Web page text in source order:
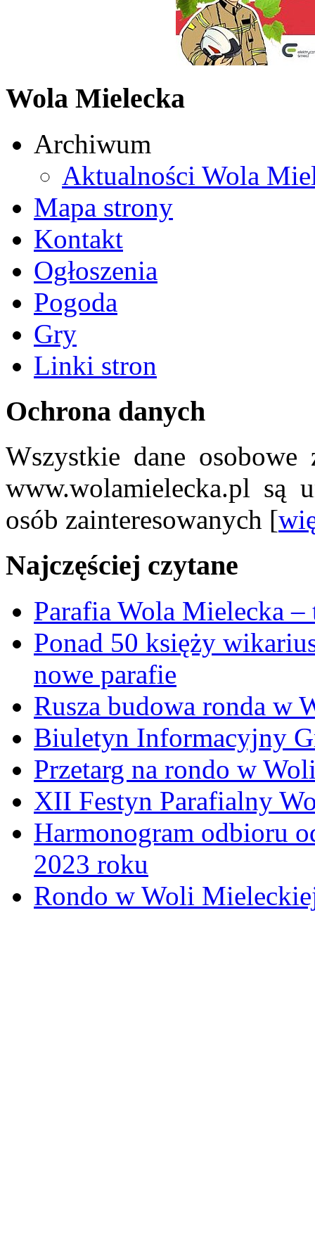
Wola Mielecka
Archiwum
Aktualności Wola
Mapa strony
Kontakt
Ogłoszenia
Pogoda
Gry
Linki stron
Ochrona danych
Wszystkie dane osobowe
www.wolamielecka.pl są
osób zainteresowanych [
Najczęściej czytane
Parafia Wola Mielecka
Ponad 50 księży
nowe parafie
Rusza budowa ronda w
Biuletyn Informacyjny
Przetarg na rondo w
XII Festyn Parafialny
Harmonogram odbioru
2023 roku
Rondo w Woli